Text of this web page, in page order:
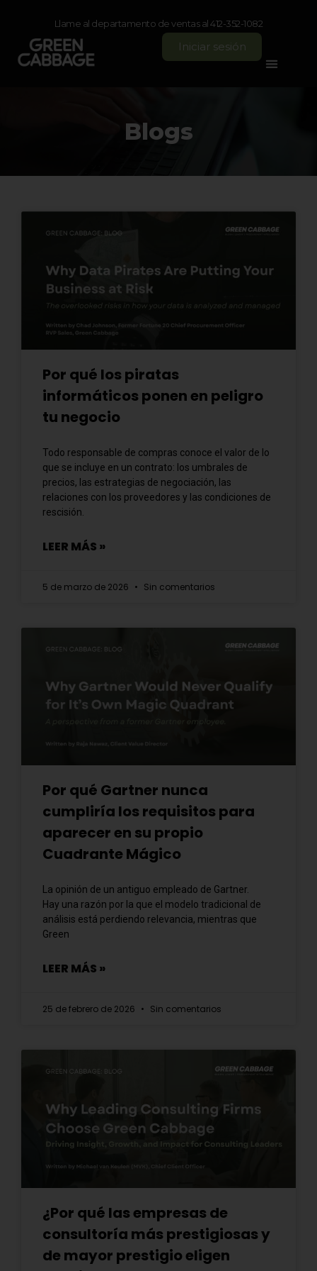
Llame al departamento de ventas al 412-352-1082
Iniciar sesión
Blogs
Por qué los piratas
informáticos ponen en peligro
tu negocio
Todo responsable de compras conoce el valor de lo
que se incluye en un contrato: los umbrales de
precios, las estrategias de negociación, las
relaciones con los proveedores y las condiciones de
rescisión.
LEER MÁS »
5 de marzo de 2026 Sin comentarios
Por qué Gartner nunca
cumpliría los requisitos para
aparecer en su propio
Cuadrante Mágico
La opinión de un antiguo empleado de Gartner.
Hay una razón por la que el modelo tradicional de
análisis está perdiendo relevancia, mientras que
Green
LEER MÁS »
25 de febrero de 2026 Sin comentarios
¿Por qué las empresas de
consultoría más prestigiosas y
de mayor prestigio eligen